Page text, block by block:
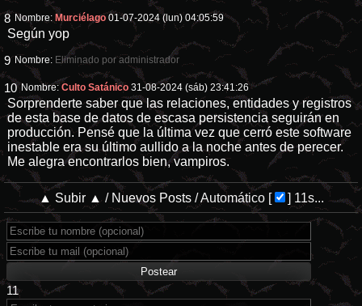
8 Nombre: Murciélago 01-07-2024 (lun) 04:05:59
Según yop
9 Nombre: Eliminado por administrador
10 Nombre:Culto Satánico 31-08-2024 (sáb) 23:41:26
Sorprenderte saber que las relaciones, entidades y registros
de esta base de datos de escasa persistencia seguirán en
producción. Pensé que la última vez que cerró este software
inestable era su último aullido a la noche antes de perecer.
Me alegra encontrarlos bien, vampiros.
▲ Subir ▲ / Nuevos Posts/Automático[ ] 11s...
11